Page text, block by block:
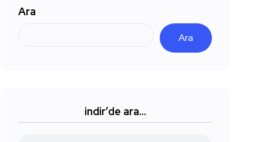
Ara
Ara
indir’de ara…